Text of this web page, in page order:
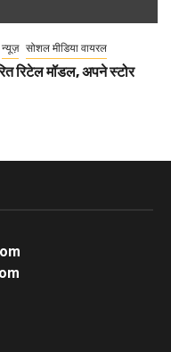
न्यूज़ सोशल मीडिया वायरल
रिटेल मॉडल, अपने स्टोर